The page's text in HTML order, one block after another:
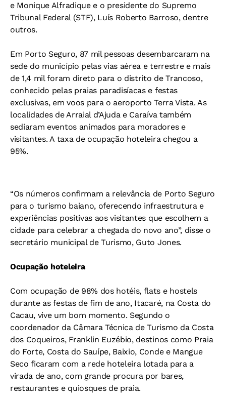
e Monique Alfradique e o presidente do Supremo
Tribunal Federal (STF), Luís Roberto Barroso, dentre
outros.
Em Porto Seguro, 87 mil pessoas desembarcaram na
sede do município pelas vias aérea e terrestre e mais
de 1,4 mil foram direto para o distrito de Trancoso,
conhecido pelas praias paradisíacas e festas
exclusivas, em voos para o aeroporto Terra Vista. As
localidades de Arraial d’Ajuda e Caraíva também
sediaram eventos animados para moradores e
visitantes. A taxa de ocupação hoteleira chegou a
95%.
“Os números confirmam a relevância de Porto Seguro
para o turismo baiano, oferecendo infraestrutura e
experiências positivas aos visitantes que escolhem a
cidade para celebrar a chegada do novo ano”, disse o
secretário municipal de Turismo, Guto Jones.
Ocupação hoteleira
Com ocupação de 98% dos hotéis, flats e hostels
durante as festas de fim de ano, Itacaré, na Costa do
Cacau, vive um bom momento. Segundo o
coordenador da Câmara Técnica de Turismo da Costa
dos Coqueiros, Franklin Euzébio, destinos como Praia
do Forte, Costa do Sauípe, Baixio, Conde e Mangue
Seco ficaram com a rede hoteleira lotada para a
virada de ano, com grande procura por bares,
restaurantes e quiosques de praia.